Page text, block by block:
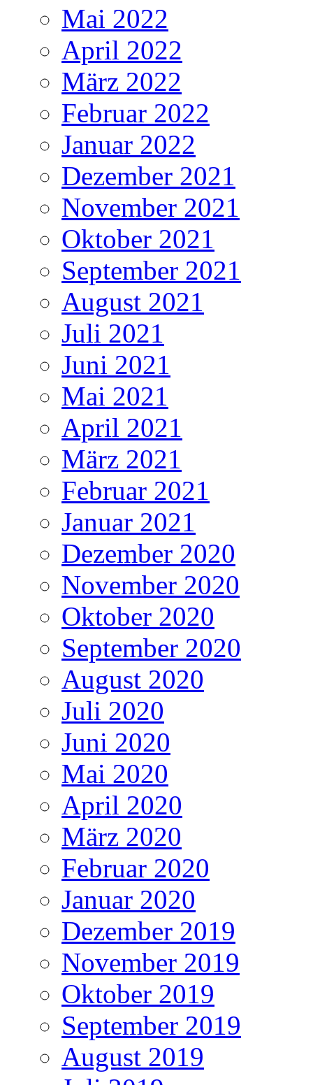
Mai 2022
April 2022
März 2022
Februar 2022
Januar 2022
Dezember 2021
November 2021
Oktober 2021
September 2021
August 2021
Juli 2021
Juni 2021
Mai 2021
April 2021
März 2021
Februar 2021
Januar 2021
Dezember 2020
November 2020
Oktober 2020
September 2020
August 2020
Juli 2020
Juni 2020
Mai 2020
April 2020
März 2020
Februar 2020
Januar 2020
Dezember 2019
November 2019
Oktober 2019
September 2019
August 2019